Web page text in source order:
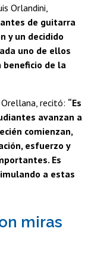
Orlandini,
de guitarra
y un decidido
uno de ellos
de la
recitó: “Es
avanzan a
comienzan,
esfuerzo y
Es
a estas
miras